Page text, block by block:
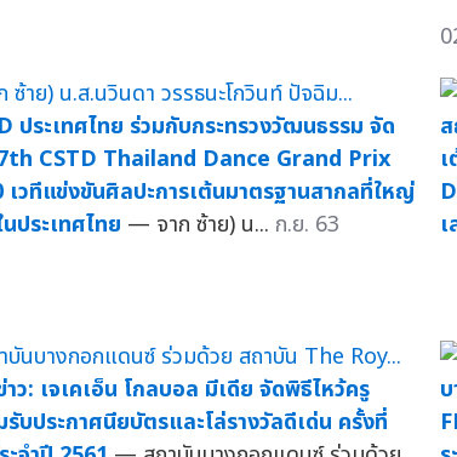
ประเทศไทย ร่วมกับกระทรวงวัฒนธรรม จัด
CSTD Thailand Dance Grand Prix
เวทีแข่งขันศิลปะการเต้นมาตรฐานสากลที่ใหญ่
ประเทศไทย — จาก ซ้าย) น... ก.ย. 63
ว: เจเคเอ็น โกลบอล มีเดีย จัดพิธีไหว้ครู
บประกาศนียบัตรและโล่รางวัลดีเด่น ครั้งที่